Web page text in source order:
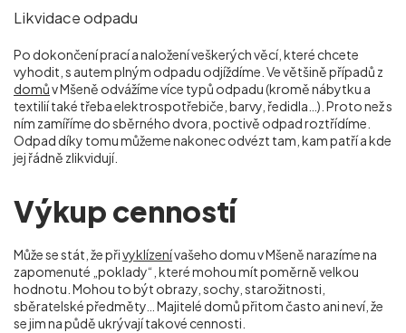
Likvidace odpadu
Po dokončení prací a naložení veškerých věcí, které chcete
vyhodit, s autem plným odpadu odjíždíme. Ve většině případů z
domův Mšeně odvážíme více typů odpadu (kromě nábytku a
textilií také třeba elektrospotřebiče, barvy, ředidla…). Proto než s
ním zamíříme do sběrného dvora, poctivě odpad roztřídíme.
Odpad díky tomu můžeme nakonec odvézt tam, kam patří a kde
jej řádně zlikvidují.
Výkup cenností
Může se stát, že přivyklízenívašeho domu v Mšeně narazíme na
zapomenuté „poklady“, které mohou mít poměrně velkou
hodnotu. Mohou to být obrazy, sochy, starožitnosti,
sběratelské předměty… Majitelé domů přitom často ani neví, že
se jim na půdě ukrývají takové cennosti.